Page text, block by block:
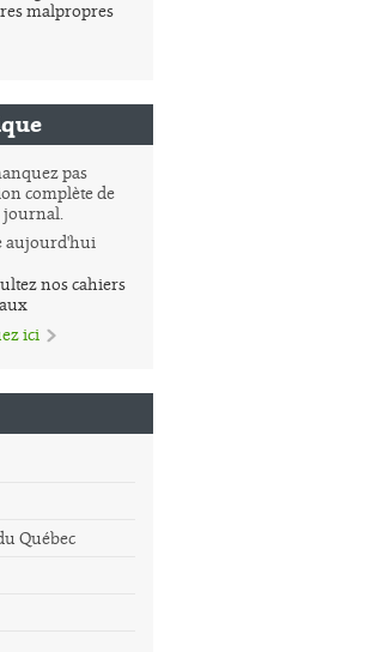
malpropres
pas
complète de
journal.
aujourd'hui
nos cahiers
ici
Québec